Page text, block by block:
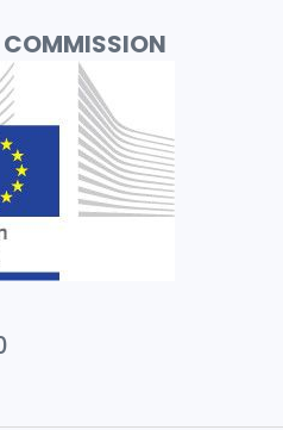
COMMISSION